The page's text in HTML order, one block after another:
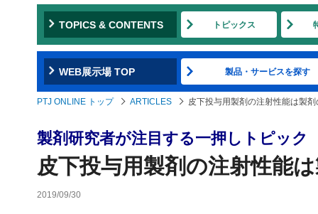
TOPICS & CONTENTS トピックス
WEB展示場 TOP 製品・サービスを探す
PTJ ONLINE トップ ARTICLES 皮下投与用製剤の注射性能は製
製剤研究者が注目する一押しトピック
皮下投与用製剤の注射性能
2019/09/30